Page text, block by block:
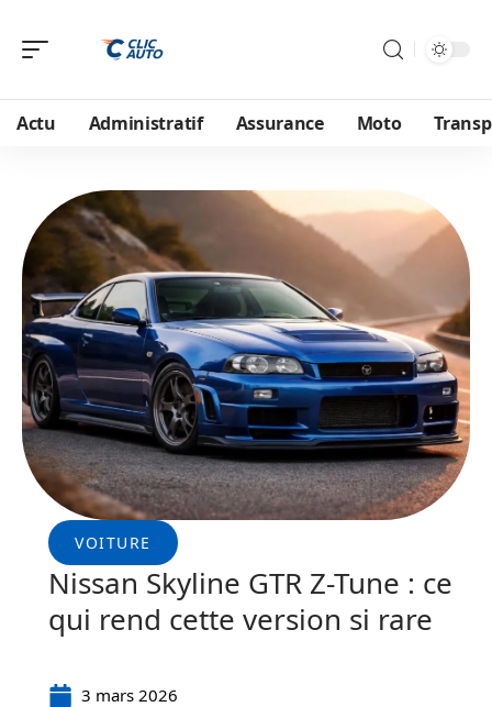
Actu Administratif Assurance Moto
VOITURE
Nissan Skyline GTR Z-Tune : ce
qui rend cette version si rare
3 mars 2026